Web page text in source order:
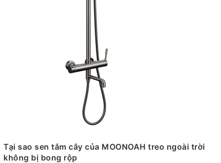
Tại sao sen tắm cây của MOONOAH treo ngoài trời
không bị bong rộp